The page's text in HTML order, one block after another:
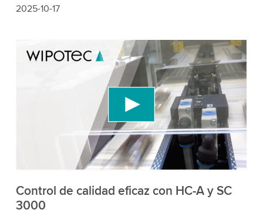
2025-10-17
¡Necesitamos tu consentimiento para
cargar el servicio de video de YouTube!
Utilizamos un servicio de terceros para incrustar
contenido de video que puede recopilar datos
sobre tu actividad. Por favor, revisa los detalles y
acepta el servicio para ver este video.
Más información
Control de calidad eficaz con HC-A y SC
3000